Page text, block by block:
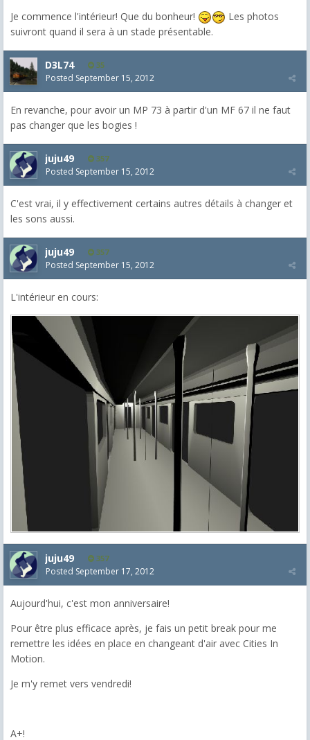
Je commence l'intérieur! Que du bonheur!
Les photos
suivront quand il sera à un stade présentable.
D3L74 35
Posted September 15, 2012
En revanche, pour avoir un MP 73 à partir d'un MF 67 il ne faut
pas changer que les bogies !
juju49 357
Posted September 15, 2012
C'est vrai, il y effectivement certains autres détails à changer et
les sons aussi.
juju49 357
Posted September 15, 2012
L'intérieur en cours:
juju49 357
Posted September 17, 2012
Aujourd'hui, c'est mon anniversaire!
Pour être plus efficace après, je fais un petit break pour me
remettre les idées en place en changeant d'air avec Cities In
Motion.
Je m'y remet vers vendredi!
A+!